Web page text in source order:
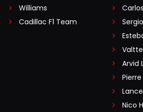
Williams
Cadillac F1 Team
Arvid
Nico